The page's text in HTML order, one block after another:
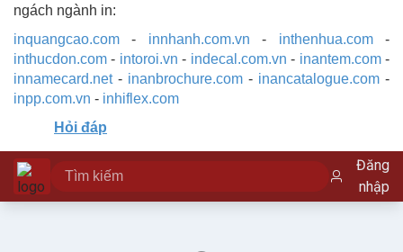
ngách ngành in:
inquangcao.com - innhanh.com.vn - inthenhua.com-
inthucdon.com - intoroi.vn - indecal.com.vn - inantem.com-
innamecard.net- inanbrochure.com - inancatalogue.com -
inpp.com.vn - inhiflex.com
Hỏi đáp